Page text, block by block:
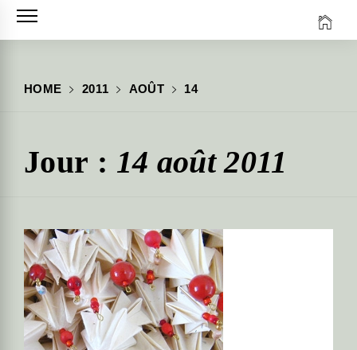
Skip
HOME 2011 AOÛT 14
Jour : 14 août 2011